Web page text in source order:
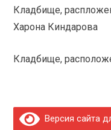
Кладбище,
Харона Киндарова
Кладбище,
Версия сайта